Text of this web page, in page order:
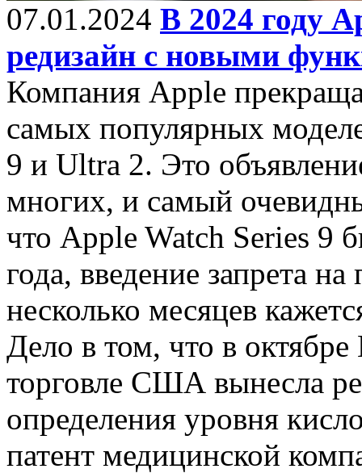
07.01.2024 В 2024 году
редизайн с новыми
Компания Apple
самых популярных
9 и Ultra 2. Это
многих, и самый
что Apple Watch Series 9
года, введение запрета
несколько месяцев
Дело в том, что в
торговле США вынесла
определения уровня
патент медицинской